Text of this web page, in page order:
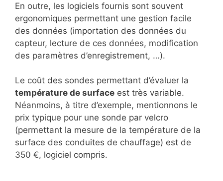
En outre, les logiciels fournis sont souvent
ergonomiques permettant une gestion facile
des données (importation des données du
capteur, lecture de ces données, modification
des paramètres d’enregistrement, …).
Le coût des sondes permettant d’évaluer la
température de surface est très variable.
Néanmoins, à titre d’exemple, mentionnons le
prix typique pour une sonde par velcro
(permettant la mesure de la température de la
surface des conduites de chauffage) est de
350 €, logiciel compris.